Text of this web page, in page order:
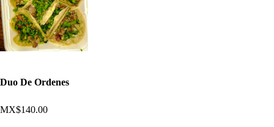
Duo De Ordenes
MX$140.00